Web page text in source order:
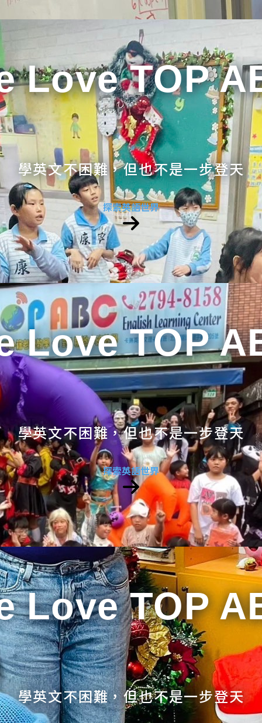
Love TOP
學英文不困難，但也不是一步登天
探索英語世界
Love TOP
學英文不困難，但也不是一步登天
探索英語世界
Love TOP
學英文不困難，但也不是一步登天